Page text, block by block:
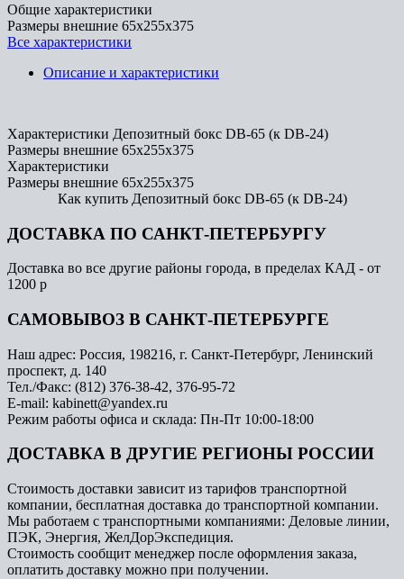
Общие характеристики
Размеры внешние 65x255x375
Все характеристики
Описание и характеристики
Характеристики Депозитный бокс DB-65 (к DB-24)
Размеры внешние 65x255x375
Характеристики
Размеры внешние 65x255x375
Как купить Депозитный бокс DB-65 (к DB-24)
ДОСТАВКА ПО САНКТ-ПЕТЕРБУРГУ
Доставка во все другие районы города, в пределах КАД - от
1200 р
САМОВЫВОЗ В САНКТ-ПЕТЕРБУРГЕ
Наш адрес: Россия, 198216, г. Санкт-Петербург, Ленинский
проспект, д. 140
Тел./Факс: (812) 376-38-42, 376-95-72
E-mail: kabinett@yandex.ru
Режим работы офиса и склада: Пн-Пт 10:00-18:00
ДОСТАВКА В ДРУГИЕ РЕГИОНЫ РОССИИ
Стоимость доставки зависит из тарифов транспортной
компании, бесплатная доставка до транспортной компании.
Мы работаем с транспортными компаниями: Деловые линии,
ПЭК, Энергия, ЖелДорЭкспедиция.
Стоимость сообщит менеджер после оформления заказа,
оплатить доставку можно при получении.